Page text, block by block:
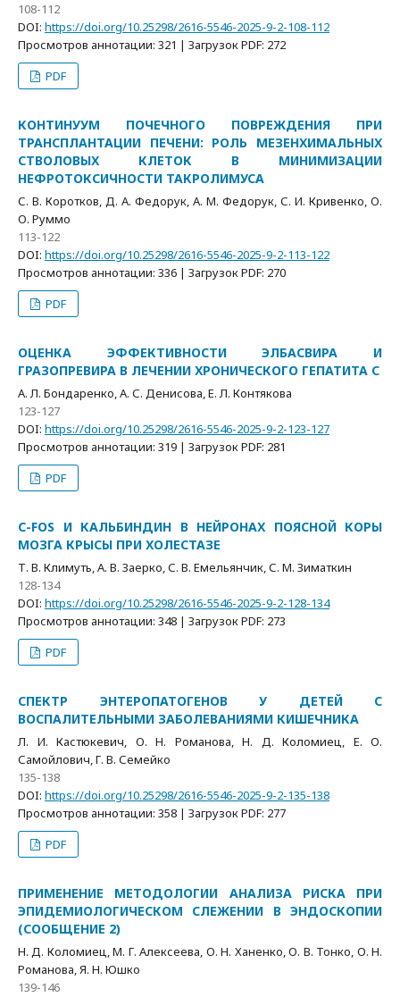
108-112
DOI: https://doi.org/10.25298/2616-5546-2025-9-2-108-112
Просмотров аннотации: 321 | Загрузок PDF: 272
PDF
КОНТИНУУМ ПОЧЕЧНОГО ПОВРЕЖДЕНИЯ ПРИ
ТРАНСПЛАНТАЦИИ ПЕЧЕНИ: РОЛЬ МЕЗЕНХИМАЛЬНЫХ
СТВОЛОВЫХ КЛЕТОК В МИНИМИЗАЦИИ
НЕФРОТОКСИЧНОСТИ ТАКРОЛИМУСА
С. В. Коротков, Д. А. Федорук, А. М. Федорук, С. И. Кривенко, О.
О. Руммо
113-122
DOI: https://doi.org/10.25298/2616-5546-2025-9-2-113-122
Просмотров аннотации: 336 | Загрузок PDF: 270
PDF
ОЦЕНКА ЭФФЕКТИВНОСТИ ЭЛБАСВИРА И
ГРАЗОПРЕВИРА В ЛЕЧЕНИИ ХРОНИЧЕСКОГО ГЕПАТИТА С
А. Л. Бондаренко, А. С. Денисова, Е. Л. Контякова
123-127
DOI: https://doi.org/10.25298/2616-5546-2025-9-2-123-127
Просмотров аннотации: 319 | Загрузок PDF: 281
PDF
C-FOS И КАЛЬБИНДИН В НЕЙРОНАХ ПОЯСНОЙ КОРЫ
МОЗГА КРЫСЫ ПРИ ХОЛЕСТАЗЕ
Т. В. Климуть, А. В. Заерко, С. В. Емельянчик, С. М. Зиматкин
128-134
DOI: https://doi.org/10.25298/2616-5546-2025-9-2-128-134
Просмотров аннотации: 348 | Загрузок PDF: 273
PDF
СПЕКТР ЭНТЕРОПАТОГЕНОВ У ДЕТЕЙ С
ВОСПАЛИТЕЛЬНЫМИ ЗАБОЛЕВАНИЯМИ КИШЕЧНИКА
Л. И. Кастюкевич, О. Н. Романова, Н. Д. Коломиец, Е. О.
Самойлович, Г. В. Семейко
135-138
DOI: https://doi.org/10.25298/2616-5546-2025-9-2-135-138
Просмотров аннотации: 358 | Загрузок PDF: 277
PDF
ПРИМЕНЕНИЕ МЕТОДОЛОГИИ АНАЛИЗА РИСКА ПРИ
ЭПИДЕМИОЛОГИЧЕСКОМ СЛЕЖЕНИИ В ЭНДОСКОПИИ
(СООБЩЕНИЕ 2)
Н. Д. Коломиец, М. Г. Алексеева, О. Н. Ханенко, О. В. Тонко, О. Н.
Романова, Я. Н. Юшко
139-146